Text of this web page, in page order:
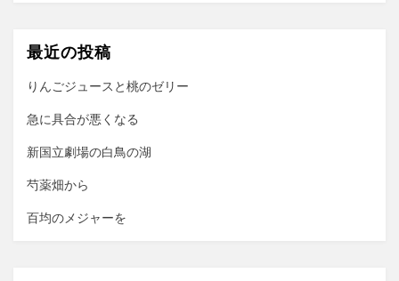
シ
ョ
ン
最近の投稿
りんごジュースと桃のゼリー
急に具合が悪くなる
新国立劇場の白鳥の湖
芍薬畑から
百均のメジャーを